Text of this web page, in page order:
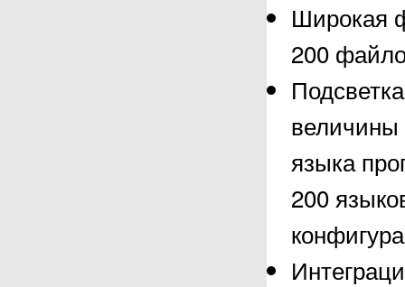
Широкая
200
величины
языка
200